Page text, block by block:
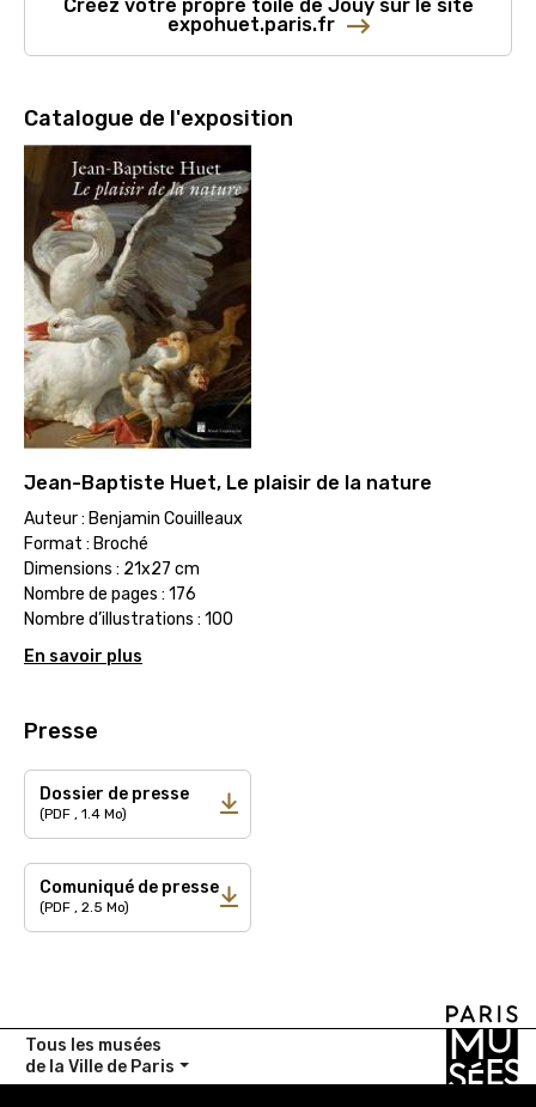
Créez votre propre toile de Jouy sur le site
expohuet.paris.fr
Catalogue de l'exposition
Jean-Baptiste Huet, Le plaisir de la nature
Auteur : Benjamin Couilleaux
Format : Broché
Dimensions : 21x27 cm
Nombre de pages : 176
Nombre d’illustrations : 100
En savoir plus
Presse
Dossier de presse
(PDF , 1.4 Mo)
Comuniqué de presse
(PDF , 2.5 Mo)
Tous les musées
de la Ville de Paris